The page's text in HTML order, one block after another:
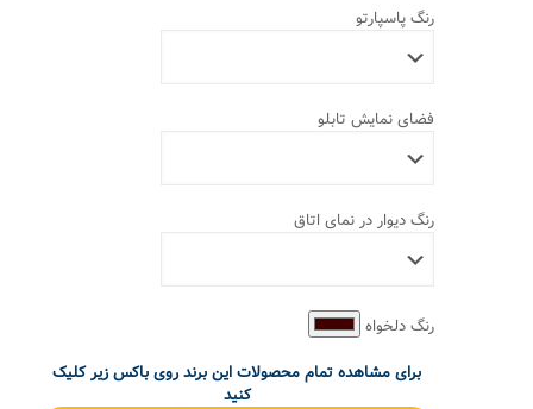
رنگ پاسپارتو
فضای نمایش تابلو
رنگ دیوار در نمای اتاق
رنگ دلخواه
برای مشاهده تمام محصولات این برند روی باکس زیر کلیک
کنید